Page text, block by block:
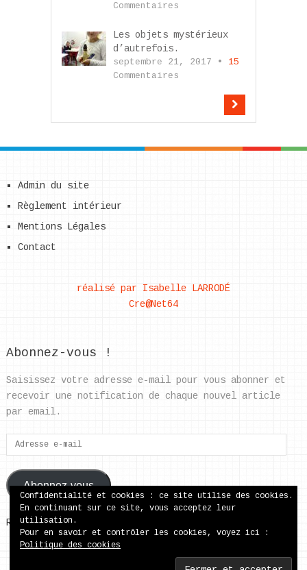
Commentaires
Les objets mystérieux
d’autrefois.
septembre 21, 2017 • 15
Commentaires
Admin du site
Règlement intérieur
Mentions Légales
Contact
réalisé par Isabelle LARRODÉ
Cre@Net64
Abonnez-vous !
Saisissez votre adresse e-mail pour vous abonner et
recevoir une notification de chaque nouvel article
par email.
Adresse
e-
mail
Abonnez-vous
Rejoignez les 37 autres abonnés
Copyright © 2026.
Confidentialité et cookies : ce site utilise des cookies.
En continuant sur ce site, vous acceptez leur
utilisation.
Pour en savoir et contrôler les cookies, voyez ici :
Politique des cookies